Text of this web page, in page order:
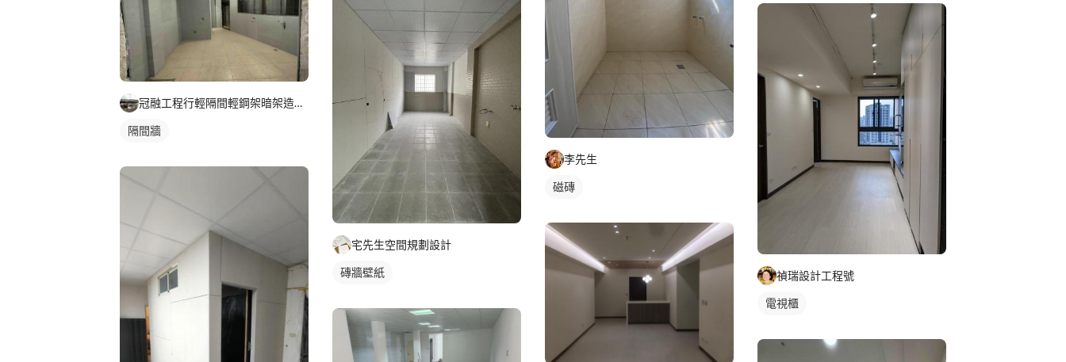
冠融工程行輕隔間輕鋼架暗架造型天花
隔間牆
宅先生空間規劃設計
磚牆壁紙
李先生
磁磚
禎瑞設計工程號
電視櫃